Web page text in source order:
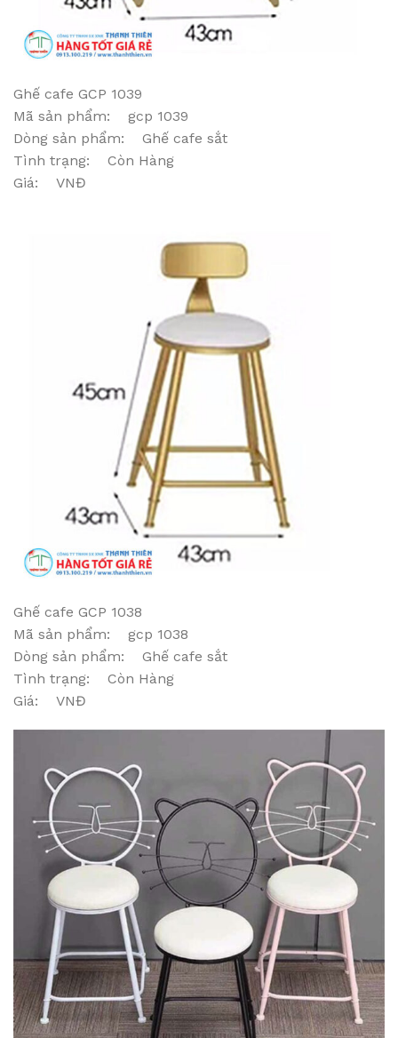
Ghế cafe GCP 1039
Mã sản phẩm: gcp 1039
Dòng sản phẩm: Ghế cafe sắt
Tình trạng: Còn Hàng
Giá: VNĐ
Ghế cafe GCP 1038
Mã sản phẩm: gcp 1038
Dòng sản phẩm: Ghế cafe sắt
Tình trạng: Còn Hàng
Giá: VNĐ